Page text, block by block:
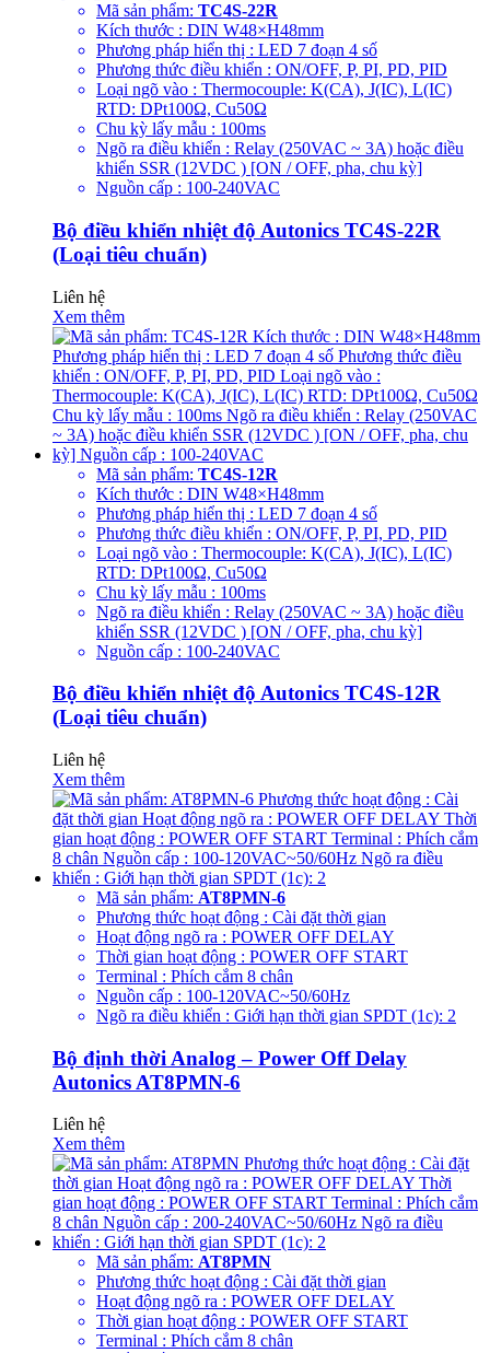
Mã sản phẩm: TC4S-22R
Kích thước : DIN W48×H48mm
Phương pháp hiển thị : LED 7 đoạn 4 số
Phương thức điều khiển : ON/OFF, P, PI, PD, PID
Loại ngõ vào : Thermocouple: K(CA), J(IC), L(IC)
RTD: DPt100Ω, Cu50Ω
Chu kỳ lấy mẫu : 100ms
Ngõ ra điều khiển : Relay (250VAC ~ 3A) hoặc điều
khiển SSR (12VDC ) [ON / OFF, pha, chu kỳ]
Nguồn cấp : 100-240VAC
Bộ điều khiển nhiệt độ Autonics TC4S-22R
(Loại tiêu chuẩn)
Liên hệ
Xem thêm
Mã sản phẩm: TC4S-12R
Kích thước : DIN W48×H48mm
Phương pháp hiển thị : LED 7 đoạn 4 số
Phương thức điều khiển : ON/OFF, P, PI, PD, PID
Loại ngõ vào : Thermocouple: K(CA), J(IC), L(IC)
RTD: DPt100Ω, Cu50Ω
Chu kỳ lấy mẫu : 100ms
Ngõ ra điều khiển : Relay (250VAC ~ 3A) hoặc điều
khiển SSR (12VDC ) [ON / OFF, pha, chu kỳ]
Nguồn cấp : 100-240VAC
Bộ điều khiển nhiệt độ Autonics TC4S-12R
(Loại tiêu chuẩn)
Liên hệ
Xem thêm
Mã sản phẩm: AT8PMN-6
Phương thức hoạt động : Cài đặt thời gian
Hoạt động ngõ ra : POWER OFF DELAY
Thời gian hoạt động : POWER OFF START
Terminal : Phích cắm 8 chân
Nguồn cấp : 100-120VAC~50/60Hz
Ngõ ra điều khiển : Giới hạn thời gian SPDT (1c): 2
Bộ định thời Analog – Power Off Delay
Autonics AT8PMN-6
Liên hệ
Xem thêm
Mã sản phẩm: AT8PMN
Phương thức hoạt động : Cài đặt thời gian
Hoạt động ngõ ra : POWER OFF DELAY
Thời gian hoạt động : POWER OFF START
Terminal : Phích cắm 8 chân